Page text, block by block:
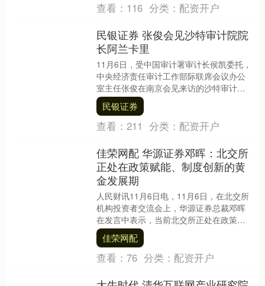
查看： 116 分类： 配资开户
民银证券 张俊会见沙特审计院院
长阿兰卡里
11月6日，受中国审计署审计长侯凯委托，
中央经济责任审计工作部际联席会议办公
室主任张俊在南京会见来访的沙特审计院
院长阿兰卡里。 张俊表示，近年来两国审
计机关务实....
民银证券
查看： 211 分类： 配资开户
佳荣网配 华源证券邓晖：北交所
正处在政策赋能、制度创新的黄
金发展期
人民财讯11月6日电，11月6日，在北交所
机构投资者交流会上，华源证券总裁邓晖
在发言中表示，当前北交所正处在政策赋
能、制度创新的黄金发展时期。从6月“北交
所专精....
佳荣网配
查看： 76 分类： 配资开户